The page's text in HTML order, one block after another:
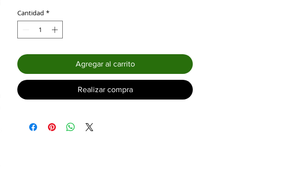
Cantidad *
Agregar al carrito
Realizar compra